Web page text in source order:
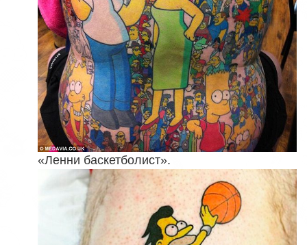
«Ленни баскетболист».